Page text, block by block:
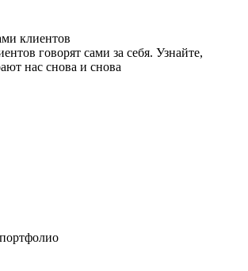
клиентов
говорят сами за себя. Узнайте,
нас снова и снова